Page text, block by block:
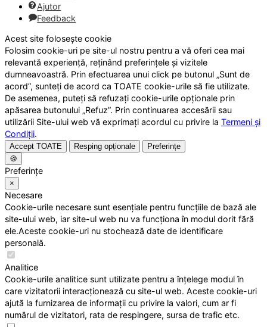
Ajutor
Feedback
Acest site folosește cookie
Folosim cookie-uri pe site-ul nostru pentru a vă oferi cea mai
relevantă experiență, reținând preferințele și vizitele
dumneavoastră. Prin efectuarea unui click pe butonul „Sunt de
acord”, sunteți de acord ca TOATE cookie-urile să fie utilizate.
De asemenea, puteți să refuzați cookie-urile opționale prin
apăsarea butonului „Refuz”. Prin continuarea accesării sau
utilizării Site-ului web vă exprimați acordul cu privire la Termeni și
Condiții.
Accept TOATE Resping opționale
Preferințe
🍪
Preferințe
×
Necesare
Cookie-urile necesare sunt esențiale pentru funcțiile de bază ale
site-ului web, iar site-ul web nu va funcționa în modul dorit fără
ele.Aceste cookie-uri nu stochează date de identificare
personală.
Analitice
Cookie-urile analitice sunt utilizate pentru a înțelege modul în
care vizitatorii interacționează cu site-ul web. Aceste cookie-uri
ajută la furnizarea de informații cu privire la valori, cum ar fi
numărul de vizitatori, rata de respingere, sursa de trafic etc.